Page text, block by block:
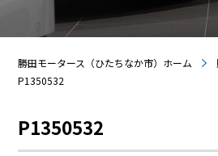
勝田モータース（ひたちなか市）ホーム
P1350532
P1350532